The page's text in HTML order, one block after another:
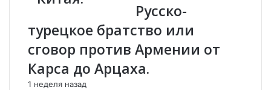
е
“
В
е
л
б
р
щ
е
Русско-
турецкое братство или
сговор против Армении от
Карса до Арцаха.
1 неделя назад